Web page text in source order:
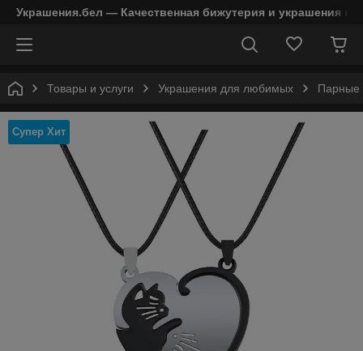
Украшения.бел — Качественная бижутерия и украшения в
Товары и услуги Украшения для любимых Парные
Супер Хит